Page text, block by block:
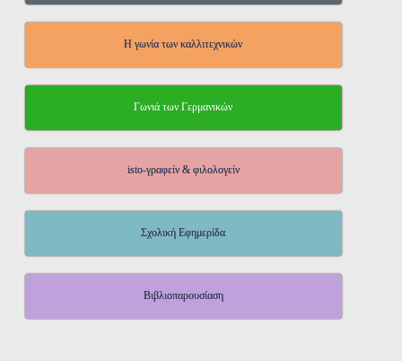
Η γωνία των καλλιτεχνικών
Γωνιά των Γερμανικών
isto-γραφείν & φιλολογείν
Σχολική Εφημερίδα
Βιβλιοπαρουσίαση